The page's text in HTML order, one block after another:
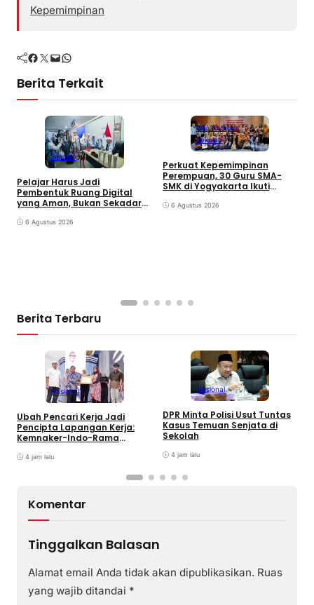
Kepemimpinan
Facebook Twitter Mail WhatsApp
Berita Terkait
Sekolah
Pelajar Harus Jadi
Pembentuk Ruang Digital
yang Aman, Bukan Sekadar
6 Agustus 2026
Info Kampus
Sekolah
Perkuat Kepemimpinan
Perempuan, 30 Guru SMA-
SMK di Yogyakarta Ikuti
6 Agustus 2026
Berita Terbaru
Nasional
Ubah Pencari Kerja Jadi
Pencipta Lapangan Kerja:
Kemnaker-Indo-Rama
4 jam lalu
Nasional
DPR Minta Polisi Usut Tuntas
Kasus Temuan Senjata di
Sekolah
4 jam lalu
Komentar
Tinggalkan Balasan
Alamat email Anda tidak akan dipublikasikan. Ruas
yang wajib ditandai *